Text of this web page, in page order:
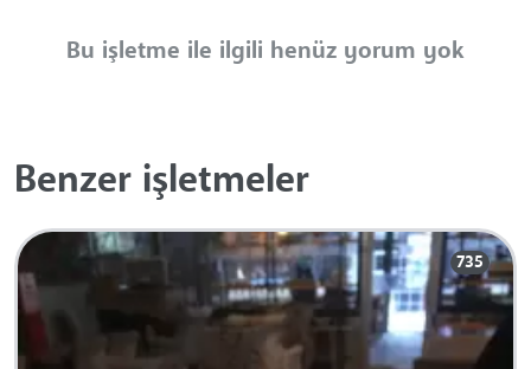
Bu işletme ile ilgili henüz yorum yok
Benzer işletmeler
735